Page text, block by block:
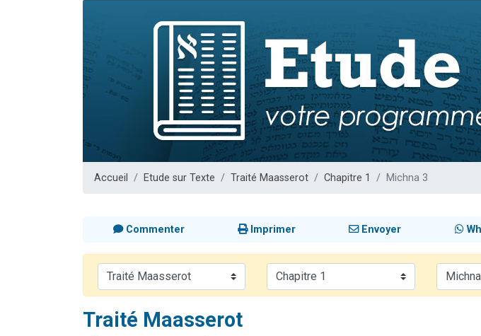
Ariel vient de donner son Maasser
Il reste 49 places pour étudier en groupe sur
Nathaniel vient de donner son Maasser
6 personnes viennent de faire un don pour 5
3 personnes viennent de nous rejoindre sur
Accueil Etude sur Texte Traité Maasserot Chapitre 1 Michna 3
Commenter Imprimer Envoyer
Traité Maasserot